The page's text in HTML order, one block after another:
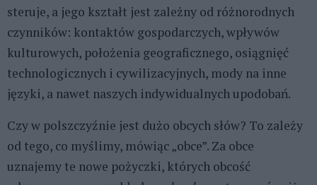
steruje, a jego kształt jest zależny od różnorodnych
czynników: kontaktów gospodarczych, wpływów
kulturowych, położenia geograficznego, osiągnięć
technologicznych i cywilizacyjnych, mody na inne
języki, a nawet naszych indywidualnych upodobań.
Czy w polszczyźnie jest dużo obcych słów? To zależy
od tego, co myślimy, mówiąc „obce”. Za obce
uznajemy te nowe pożyczki, których obcość